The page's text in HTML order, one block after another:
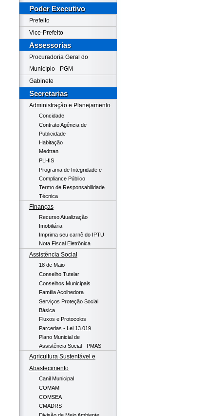
Poder Executivo
Prefeito
Vice-Prefeito
Assessorias
Procuradoria Geral do
Município - PGM
Gabinete
Secretarias
Administração e Planejamento
Concidade
Contrato Agência de
Publicidade
Habitação
Medtran
PLHIS
Programa de Integridade e
Compliance Público
Termo de Responsabilidade
Técnica
Finanças
Recurso Atualização
Imobiliária
Imprima seu carnê do IPTU
Nota Fiscal Eletrônica
Assistência Social
18 de Maio
Conselho Tutelar
Conselhos Municipais
Família Acolhedora
Serviços Proteção Social
Básica
Fluxos e Protocolos
Parcerias - Lei 13.019
Plano Municial de
Assistência Social - PMAS
Agricultura Sustentável e
Abastecimento
Canil Municipal
COMAM
COMSEA
CMADRS